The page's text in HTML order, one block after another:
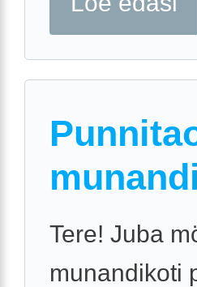
Tere! Juba
munandikoti